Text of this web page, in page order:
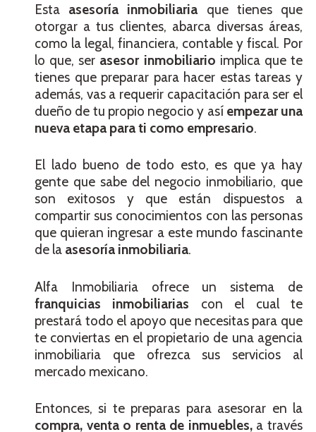
Esta asesoría inmobiliaria que tienes que
otorgar a tus clientes, abarca diversas áreas,
como la legal, financiera, contable y fiscal. Por
lo que, ser asesor inmobiliario implica que te
tienes que preparar para hacer estas tareas y
además, vas a requerir capacitación para ser el
dueño de tu propio negocio y así empezar una
nueva etapa para ti como empresario.
El lado bueno de todo esto, es que ya hay
gente que sabe del negocio inmobiliario, que
son exitosos y que están dispuestos a
compartir sus conocimientos con las personas
que quieran ingresar a este mundo fascinante
de la asesoría inmobiliaria.
Alfa Inmobiliaria ofrece un sistema de
franquicias inmobiliarias con el cual te
prestará todo el apoyo que necesitas para que
te conviertas en el propietario de una agencia
inmobiliaria que ofrezca sus servicios al
mercado mexicano.
Entonces, si te preparas para asesorar en la
compra, venta o renta de inmuebles,a través